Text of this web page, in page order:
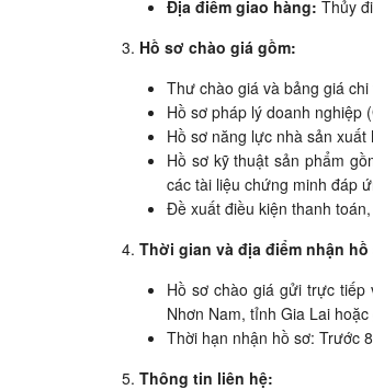
Địa điểm giao hàng: Thủy
Hồ sơ chào giá gồm:
Thư chào giá và bảng giá
Hồ sơ pháp lý doanh nghiệp
Hồ sơ năng lực nhà sản xuất
Hồ sơ kỹ thuật sản phẩm
các tài liệu chứng minh đáp
Đề xuất điều kiện thanh
Thời gian và địa điểm nhận
Hồ sơ chào giá gửi trực
Nhơn Nam, tỉnh Gia Lai
Thời hạn nhận hồ sơ: Trước
Thông tin liên hệ: